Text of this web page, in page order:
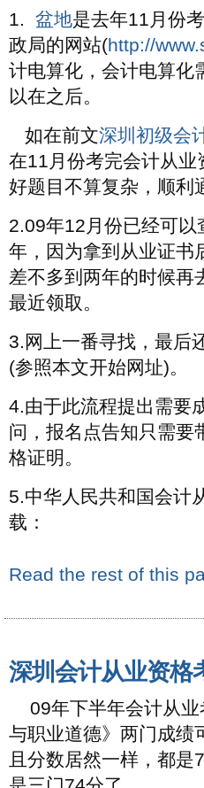
1. 盆地是去年11月份
政局的网站(http://
计电算化，会计电算化
以在之后。
如在前文深圳初级会
在11月份考完会计从
好题目不算复杂，顺利
2.09年12月份已经可
年，因为拿到从业证书
差不多到两年的时候再
最近领取。
3.网上一番寻找，最后
(参照本文开始网址)。
4.由于此流程提出需要
问，报名点告知只需要
格证明。
5.中华人民共和国会计
载：
Read the rest of this
深圳会计从业资格
09年下半年会计从业
与职业道德》两门成绩
且分数居然一样，都